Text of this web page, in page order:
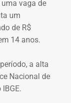
por telefone.
quando voltou
(Alerj) e
declarado
os bens
que
em
vaga de
um
de R$
14 anos.
a alta
Nacional de